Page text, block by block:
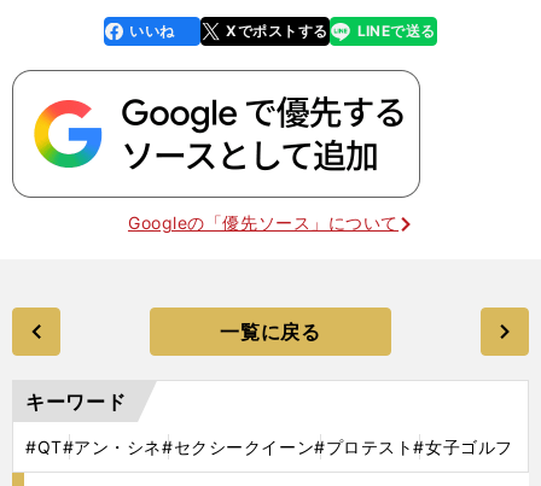
faceboo
k
いいね Xでポストする
line LINEで送る
Googleの「優先ソース」について
一覧に戻る
キーワード
#QT#アン・シネ#セクシークイーン#プロテスト#女子ゴルフ